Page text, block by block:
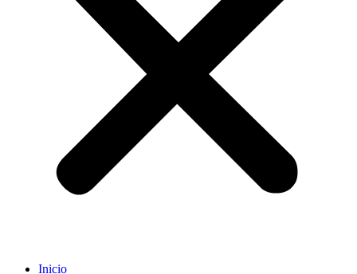
Inicio